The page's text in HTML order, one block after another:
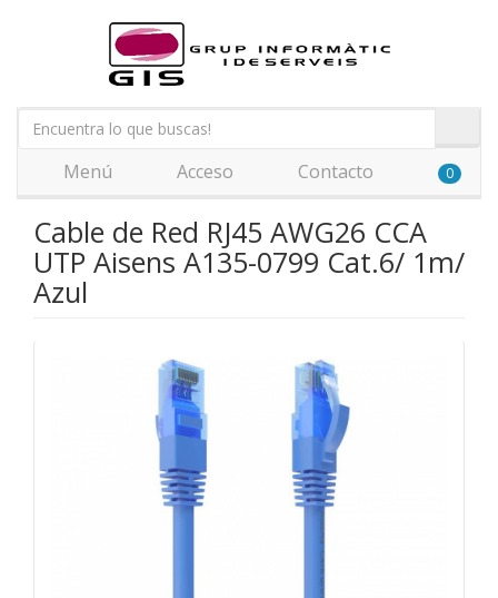
Menú Acceso Contacto 0
Cable de Red RJ45 AWG26 CCA
UTP Aisens A135-0799 Cat.6/ 1m/
Azul